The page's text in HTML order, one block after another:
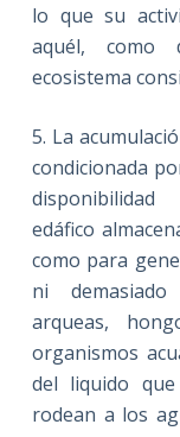
lo que su
aquél, como
ecosistema
5. La
condicionada
edáfico
como para
ni
arqueas,
organismos
del liquido
rodean a los